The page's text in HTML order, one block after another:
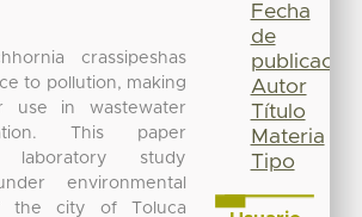
crassipeshas
to pollution, making
use in wastewater
This paper
study
environmental
the city of Toluca
Fecha
de
publicación
Autor
Título
Materia
Tipo